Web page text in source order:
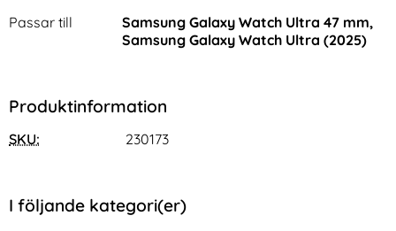
Passar till
Samsung Galaxy Watch Ultra 47 mm,
Samsung Galaxy Watch Ultra (2025)
Produktinformation
SKU: 230173
I följande kategori(er)